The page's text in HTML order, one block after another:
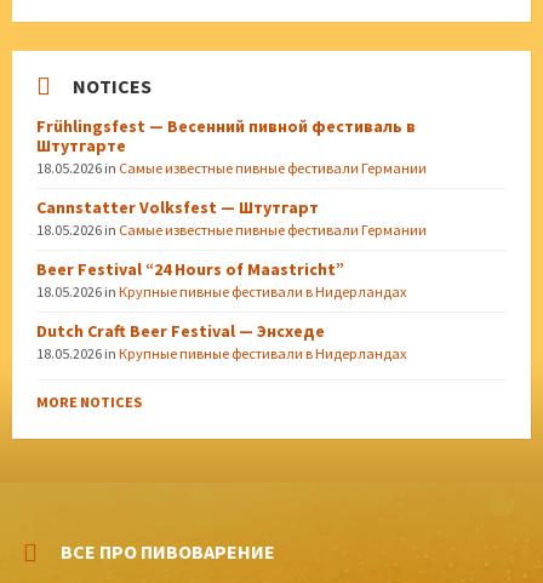
NOTICES
Frühlingsfest — Весенний пивной фестиваль в
Штутгарте
18.05.2026 in Самые известные пивные фестивали Германии
Cannstatter Volksfest — Штутгарт
18.05.2026 in Самые известные пивные фестивали Германии
Beer Festival “24 Hours of Maastricht”
18.05.2026 in Крупные пивные фестивали в Нидерландах
Dutch Craft Beer Festival — Энсхеде
18.05.2026 in Крупные пивные фестивали в Нидерландах
MORE NOTICES
ВСЕ ПРО ПИВОВАРЕНИЕ